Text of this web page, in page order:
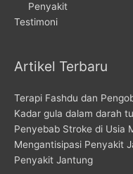
Penyakit
Testimoni
Artikel Terbaru
Terapi Fashdu dan
Kadar gula dalam darah
Penyebab Stroke di Usia
Mengantisipasi Penyakit
Penyakit Jantung